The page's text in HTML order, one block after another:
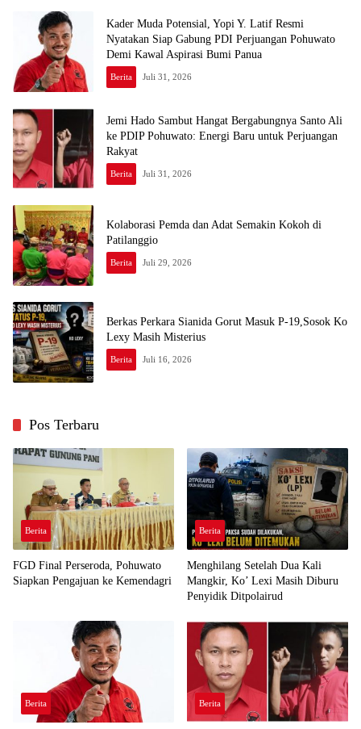
Kader Muda Potensial, Yopi Y. Latif Resmi
Nyatakan Siap Gabung PDI Perjuangan Pohuwato
Demi Kawal Aspirasi Bumi Panua
Berita Juli 31, 2026
Jemi Hado Sambut Hangat Bergabungnya Santo Ali
ke PDIP Pohuwato: Energi Baru untuk Perjuangan
Rakyat
Berita Juli 31, 2026
Kolaborasi Pemda dan Adat Semakin Kokoh di
Patilanggio
Berita Juli 29, 2026
Berkas Perkara Sianida Gorut Masuk P-19,Sosok Ko
Lexy Masih Misterius
Berita Juli 16, 2026
Pos Terbaru
Berita
FGD Final Perseroda, Pohuwato
Siapkan Pengajuan ke Kemendagri
Berita
Menghilang Setelah Dua Kali
Mangkir, Ko’ Lexi Masih Diburu
Penyidik Ditpolairud
Berita Berita